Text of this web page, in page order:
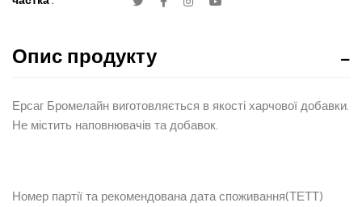
Опис продукту
Ерсаг Бромелайн виготовляється в якості харчової добавки.
Не містить наповнювачів та добавок.
Номер партії та рекомендована дата споживання(ТЕТТ)